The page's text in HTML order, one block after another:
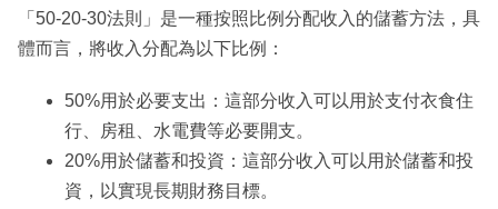
「50-20-30法則」是一種按照比例分配收入的儲蓄方法，具
體而言，將收入分配為以下比例：
50%用於必要支出：這部分收入可以用於支付衣食住
行、房租、水電費等必要開支。
20%用於儲蓄和投資：這部分收入可以用於儲蓄和投
資，以實現長期財務目標。